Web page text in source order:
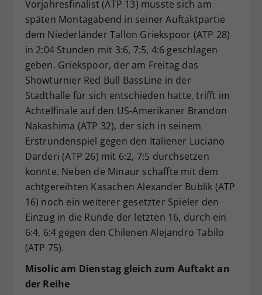
Vorjahresfinalist (ATP 13) musste sich am
späten Montagabend in seiner Auftaktpartie
dem Niederländer Tallon Griekspoor (ATP 28)
in 2:04 Stunden mit 3:6, 7:5, 4:6 geschlagen
geben. Griekspoor, der am Freitag das
Showturnier Red Bull BassLine in der
Stadthalle für sich entschieden hatte, trifft im
Achtelfinale auf den US-Amerikaner Brandon
Nakashima (ATP 32), der sich in seinem
Erstrundenspiel gegen den Italiener Luciano
Darderi (ATP 26) mit 6:2, 7:5 durchsetzen
konnte. Neben de Minaur schaffte mit dem
achtgereihten Kasachen Alexander Bublik (ATP
16) noch ein weiterer gesetzter Spieler den
Einzug in die Runde der letzten 16, durch ein
6:4, 6:4 gegen den Chilenen Alejandro Tabilo
(ATP 75).
Misolic am Dienstag gleich zum Auftakt an
der Reihe